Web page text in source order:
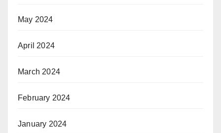
May 2024
April 2024
March 2024
February 2024
January 2024